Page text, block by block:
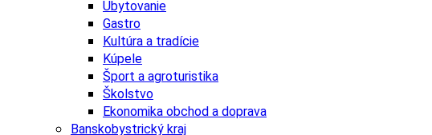
Ubytovanie
Gastro
Kultúra a tradície
Kúpele
Šport a agroturistika
Školstvo
Ekonomika obchod a doprava
Banskobystrický kraj